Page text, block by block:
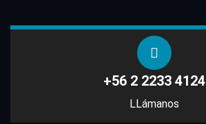
+56 2 2233 4124
LLámanos